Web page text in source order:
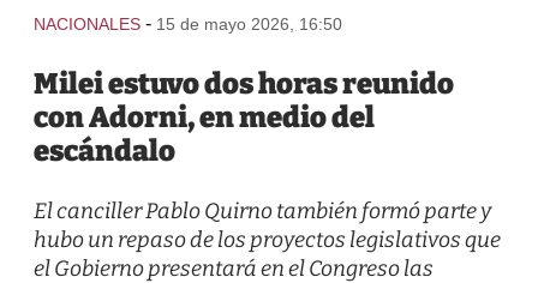
NACIONALES - 15 de mayo 2026, 16:50
Milei estuvo dos horas reunido
con Adorni, en medio del
escándalo
El canciller Pablo Quirno también formó parte y
hubo un repaso de los proyectos legislativos que
el Gobierno presentará en el Congreso las